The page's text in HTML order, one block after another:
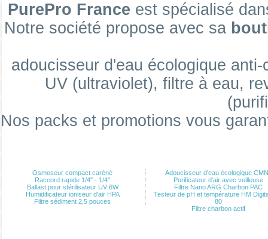
Jeu de 2 joints de remplacement pour
Suivant
PurePro France est spécialisé
Notre société propose avec sa
adoucisseur d'eau écologique
UV (ultraviolet), filtre à eau,
Nos packs et promotions vous
Osmoseur compact caréné
Raccord rapide 1/4'' - 1/4''
Ballast pour stérilisateur UV 6W
Humidificateur ioniseur d'air HPA
Filtre sédiment 2,5 pouces
Adoucisseur d'eau écologique
Purificateur d'air avec veilleuse
Filtre Nano ARG Charbon PAC
Testeur de pH et température HM
80
Filtre charbon actif